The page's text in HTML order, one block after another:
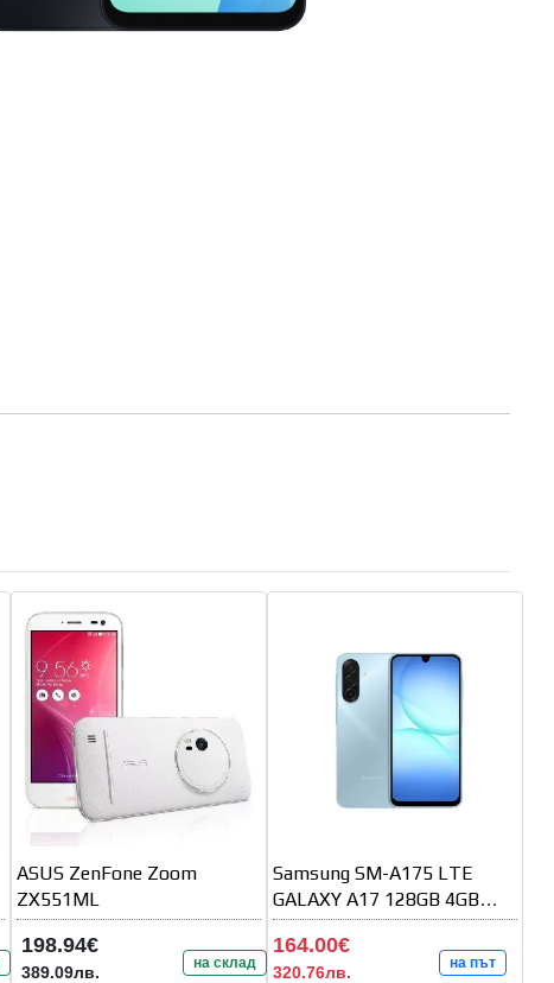
ASUS ZenFone Zoom
ZX551ML
198.94€
389.09лв. на склад
Samsung SM-A175 LTE
GALAXY A17 128GB 4GB
Blue
164.00€
320.76лв. на път